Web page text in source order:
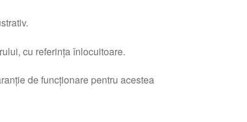
cu referința înlocuitoare.
de funcționare pentru acestea